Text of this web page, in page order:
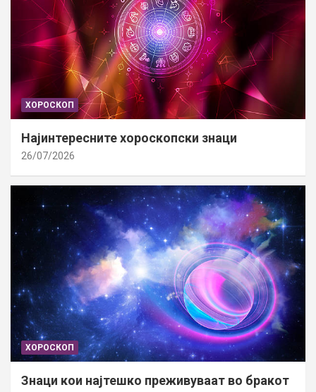
ХОРОСКОП
Најинтересните хороскопски знаци
26/07/2026
ХОРОСКОП
Знаци кои најтешко преживуваат во бракот